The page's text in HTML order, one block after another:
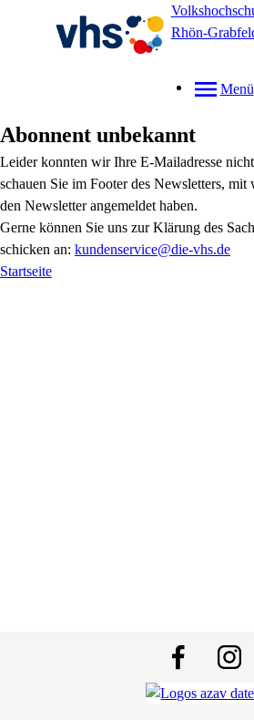
Rhön-
Menü
Abonnent unbekannt
Leider konnten wir Ihre E-Mailadresse
schauen Sie im Footer des Newsletters, mit
den Newsletter angemeldet haben.
Gerne können Sie uns zur Klärung des
schicken an: kundenservice@die-vhs.de
Startseite